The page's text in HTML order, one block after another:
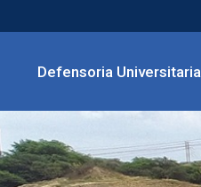
Defensoria Universitaria